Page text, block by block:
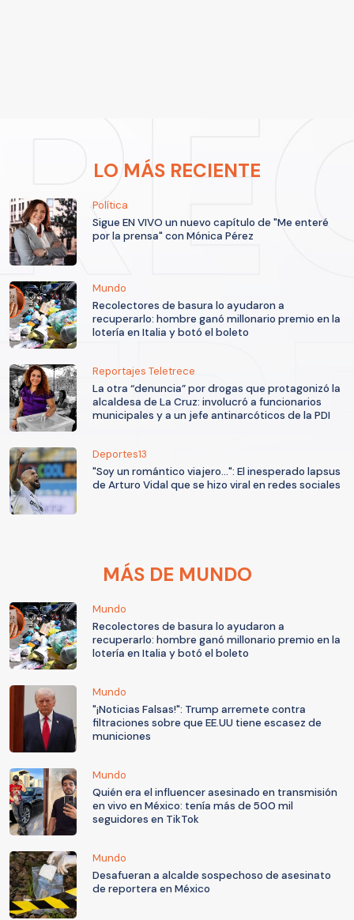
LO MÁS RECIENTE
Política
Sigue EN VIVO un nuevo capítulo de "Me enteré
por la prensa" con Mónica Pérez
Mundo
Recolectores de basura lo ayudaron a
recuperarlo: hombre ganó millonario premio en la
lotería en Italia y botó el boleto
Reportajes Teletrece
La otra “denuncia” por drogas que protagonizó la
alcaldesa de La Cruz: involucró a funcionarios
municipales y a un jefe antinarcóticos de la PDI
Deportes13
"Soy un romántico viajero...": El inesperado lapsus
de Arturo Vidal que se hizo viral en redes sociales
MÁS DE MUNDO
Mundo
Recolectores de basura lo ayudaron a
recuperarlo: hombre ganó millonario premio en la
lotería en Italia y botó el boleto
Mundo
"¡Noticias Falsas!": Trump arremete contra
filtraciones sobre que EE.UU tiene escasez de
municiones
Mundo
Quién era el influencer asesinado en transmisión
en vivo en México: tenía más de 500 mil
seguidores en TikTok
Mundo
Desafueran a alcalde sospechoso de asesinato
de reportera en México